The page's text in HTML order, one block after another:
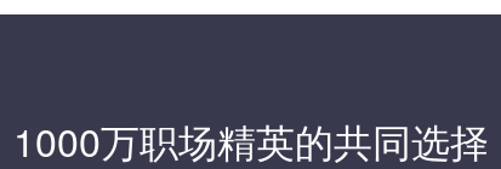
1000万职场精英的共同选择